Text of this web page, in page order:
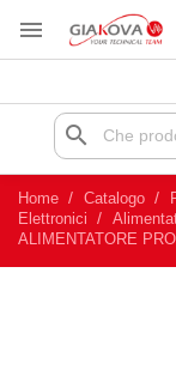

search
Home Catalogo
Elettronici
ALIMENTATORE